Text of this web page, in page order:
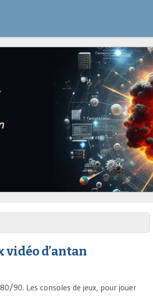
d’antan
90. Les consoles de jeux, pour jouer